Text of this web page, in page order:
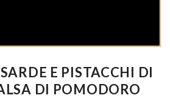
E PISTACCHI DI
DI POMODORO